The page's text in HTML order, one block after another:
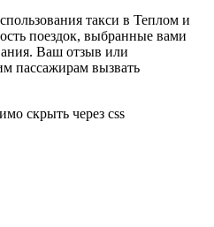
такси в Теплом и
поездок, выбранные вами
Ваш отзыв или
пассажирам вызвать
скрыть через css